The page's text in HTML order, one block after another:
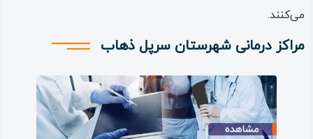
می‌کنند.
مراکز درمانی شهرستان سرپل ذهاب